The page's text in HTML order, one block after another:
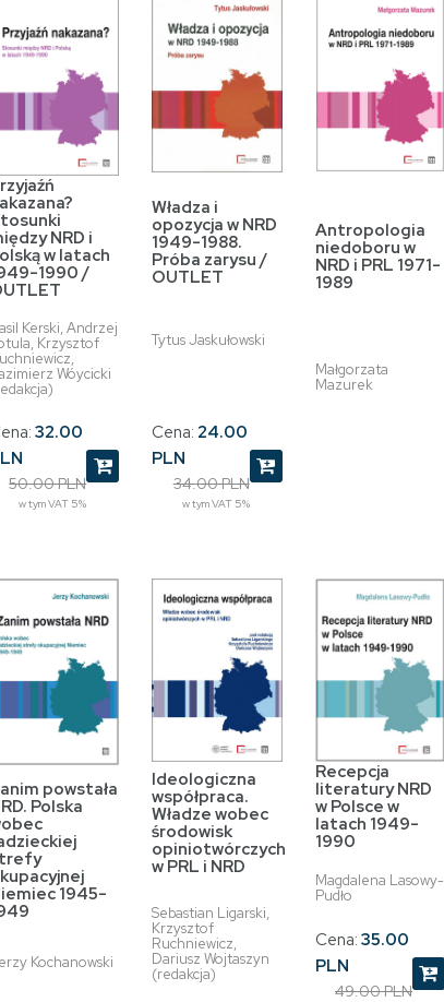
NRD i
w latach
1990 /
Kerski, Andrzej
Krzysztof
Wóycicki
32.00
50.00 PLN
w tym VAT 5%
Władza i
opozycja w NRD
1949-1988.
Próba zarysu /
OUTLET
Tytus Jaskułowski
Cena: 24.00
PLN
34.00 PLN
w tym VAT 5%
Antropologia
niedoboru w
NRD i PRL 1971-
1989
Małgorzata
Mazurek
powstała
Polska
1945-
Kochanowski
Ideologiczna
współpraca.
Władze wobec
środowisk
opiniotwórczych
w PRL i NRD
Sebastian Ligarski,
Krzysztof
Ruchniewicz,
Dariusz Wojtaszyn
(redakcja)
Recepcja
literatury NRD
w Polsce w
latach 1949-
1990
Magdalena Lasowy-
Pudło
Cena: 35.00
PLN
49.00 PLN